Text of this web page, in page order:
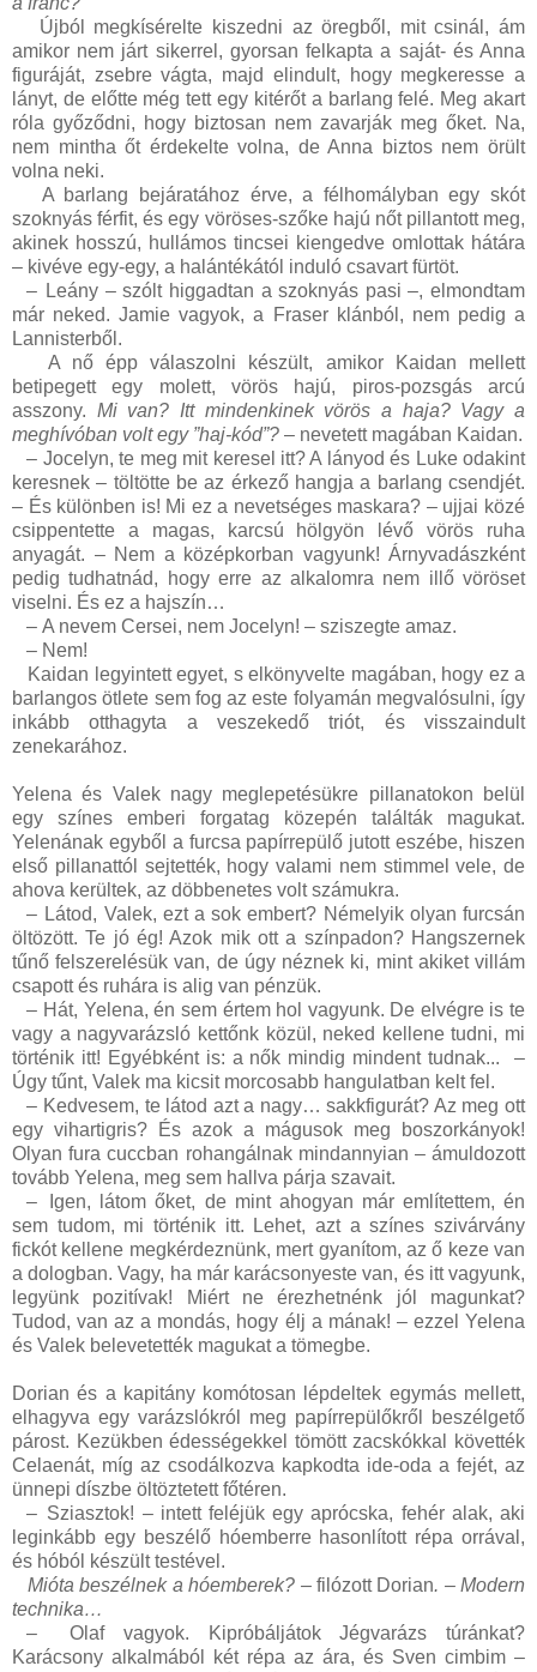
Újból megkísérelte kiszedni az öregből, mit csinál, ám
amikor nem járt sikerrel, gyorsan felkapta a saját- és Anna
figuráját, zsebre vágta, majd elindult, hogy megkeresse a
lányt, de előtte még tett egy kitérőt a barlang felé. Meg akart
róla győződni, hogy biztosan nem zavarják meg őket. Na,
nem mintha őt érdekelte volna, de Anna biztos nem örült
volna neki.
A barlang bejáratához érve, a félhomályban egy skót
szoknyás férfit, és egy vöröses-szőke hajú nőt pillantott meg,
akinek hosszú, hullámos tincsei kiengedve omlottak hátára
– kivéve egy-egy, a halántékától induló csavart fürtöt.
– Leány – szólt higgadtan a szoknyás pasi –, elmondtam
már neked. Jamie vagyok, a Fraser klánból, nem pedig a
Lannisterből.
A nő épp válaszolni készült, amikor Kaidan mellett
betipegett egy molett, vörös hajú, piros-pozsgás arcú
asszony. Mi van? Itt mindenkinek vörös a haja? Vagy a
meghívóban volt egy ”haj-kód”? – nevetett magában Kaidan.
– Jocelyn, te meg mit keresel itt? A lányod és Luke odakint
keresnek – töltötte be az érkező hangja a barlang csendjét.
– És különben is! Mi ez a nevetséges maskara? – ujjai közé
csippentette a magas, karcsú hölgyön lévő vörös ruha
anyagát. – Nem a középkorban vagyunk! Árnyvadászként
pedig tudhatnád, hogy erre az alkalomra nem illő vöröset
viselni. És ez a hajszín…
– A nevem Cersei, nem Jocelyn! – sziszegte amaz.
– Nem!
Kaidan legyintett egyet, s elkönyvelte magában, hogy ez a
barlangos ötlete sem fog az este folyamán megvalósulni, így
inkább otthagyta a veszekedő triót, és visszaindult
zenekarához.
Yelena és Valek nagy meglepetésükre pillanatokon belül
egy színes emberi forgatag közepén találták magukat.
Yelenának egyből a furcsa papírrepülő jutott eszébe, hiszen
első pillanattól sejtették, hogy valami nem stimmel vele, de
ahova kerültek, az döbbenetes volt számukra.
– Látod, Valek, ezt a sok embert? Némelyik olyan furcsán
öltözött. Te jó ég! Azok mik ott a színpadon? Hangszernek
tűnő felszerelésük van, de úgy néznek ki, mint akiket villám
csapott és ruhára is alig van pénzük.
– Hát, Yelena, én sem értem hol vagyunk. De elvégre is te
vagy a nagyvarázsló kettőnk közül, neked kellene tudni, mi
történik itt! Egyébként is: a nők mindig mindent tudnak...
–
Úgy tűnt, Valek ma kicsit morcosabb hangulatban kelt fel.
– Kedvesem, te látod azt a nagy… sakkfigurát? Az meg ott
egy vihartigris? És azok a mágusok meg boszorkányok!
Olyan fura cuccban rohangálnak mindannyian – ámuldozott
tovább Yelena, meg sem hallva párja szavait.
–
Igen, látom őket, de mint ahogyan már említettem, én
sem tudom, mi történik itt. Lehet, azt a színes szivárvány
fickót kellene megkérdeznünk, mert gyanítom, az ő keze van
a dologban. Vagy, ha már karácsonyeste van, és itt vagyunk,
legyünk pozitívak! Miért ne érezhetnénk jól magunkat?
Tudod, van az a mondás, hogy élj a mának! – ezzel Yelena
és Valek belevetették magukat a tömegbe.
Dorian és a kapitány komótosan lépdeltek egymás mellett,
elhagyva egy varázslókról meg papírrepülőkről beszélgető
párost. Kezükben édességekkel tömött zacskókkal követték
Celaenát, míg az csodálkozva kapkodta ide-oda a fejét, az
ünnepi díszbe öltöztetett főtéren.
– Sziasztok! – intett feléjük egy aprócska, fehér alak, aki
leginkább egy beszélő hóemberre hasonlított répa orrával,
és hóból készült testével.
Mióta beszélnek a hóemberek? – filózott Dorian. – Modern
technika…
–
Olaf vagyok. Kipróbáljátok Jégvarázs túránkat?
Karácsony alkalmából két répa az ára, és Sven cimbim –